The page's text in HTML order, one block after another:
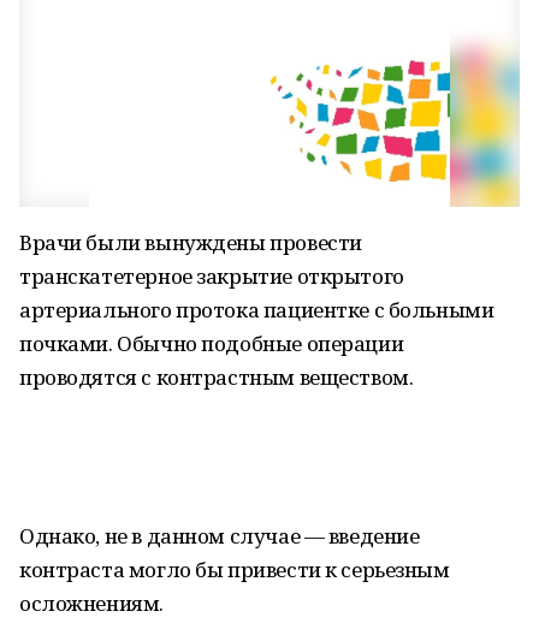
Врачи были вынуждены провести
транскатетерное закрытие открытого
артериального протока пациентке с больными
почками. Обычно подобные операции
проводятся с контрастным веществом.
Однако, не в данном случае — введение
контраста могло бы привести к серьезным
осложнениям.